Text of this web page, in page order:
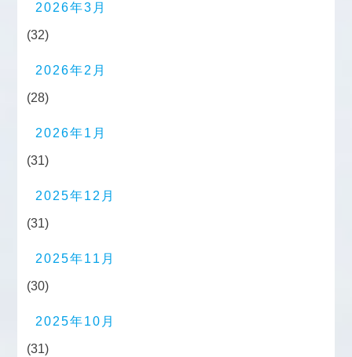
2026年3月
(32)
2026年2月
(28)
2026年1月
(31)
2025年12月
(31)
2025年11月
(30)
2025年10月
(31)